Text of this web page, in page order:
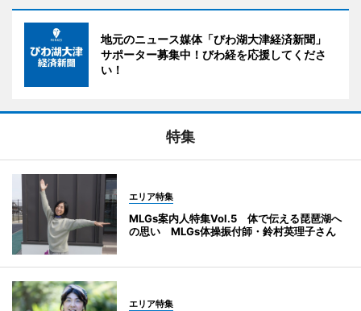
地元のニュース媒体「びわ湖大津経済新聞」
サポーター募集中！びわ経を応援してくださ
い！
特集
エリア特集
MLGs案内人特集Vol.5 体で伝える琵琶湖へ
の思い MLGs体操振付師・鈴村英理子さん
エリア特集